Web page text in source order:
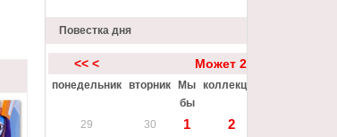
Повестка дня
<< < Может 2024
понедельник вторник
Мы
бы
коллекция
29 30 1 2